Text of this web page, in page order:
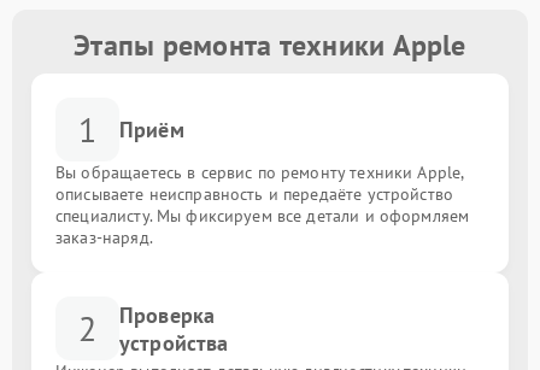
Этапы ремонта техники Apple
1 Приём
Вы обращаетесь в сервис по ремонту техники Apple,
описываете неисправность и передаёте устройство
специалисту. Мы фиксируем все детали и оформляем
заказ-наряд.
2
Проверка
устройства